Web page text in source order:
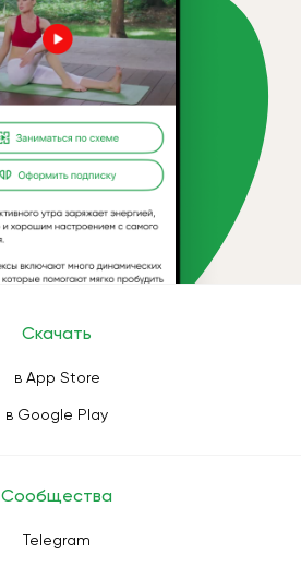
Скачать
в App Store
в Google Play
Сообщества
Telegram